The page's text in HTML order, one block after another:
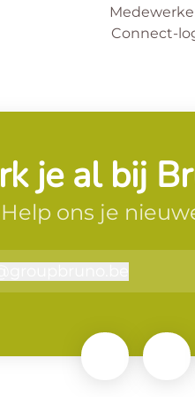
Connect-
je al bij
Help ons je